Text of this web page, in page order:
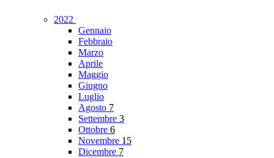
2022
Gennaio
Febbraio
Marzo
Aprile
Maggio
Giugno
Luglio
Agosto 7
Settembre 3
Ottobre 6
Novembre 15
Dicembre 7